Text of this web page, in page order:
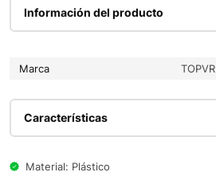
Información del producto
Marca TOPVR
Características
Material: Plástico